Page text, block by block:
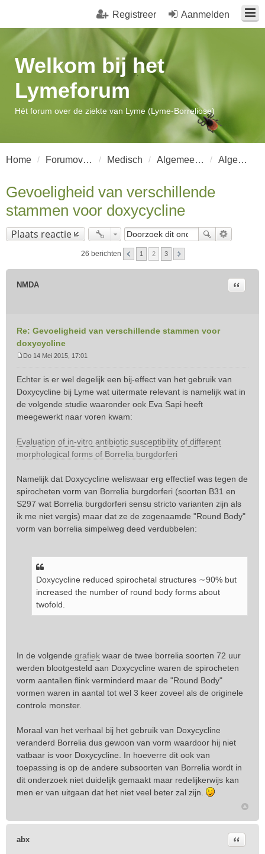
Aanmelden
Registreer
Welkom bij het
Lymeforum
Hét forum over de ziekte van Lyme (Lyme-Borreliose)
Home Forumoverzicht Medisch Algemeen Lyme-Borreliose Algemeen Lyme-borreliose
Gevoeligheid van verschillende
stammen voor doxycycline
Plaats reactie
26 berichten 1 2 3
NMDA
Re: Gevoeligheid van verschillende stammen voor
doxycycline
Citeer
r
i
c
h
Do 14 Mei 2015, 17:01
Echter is er wel degelijk een bij-effect van het gebruik van
Doxycycline bij Lyme wat uitermate relevant is namelijk wat in
de volgende studie waaronder ook Eva Sapi heeft
meegewerkt naar voren kwam:
Evaluation of in-vitro antibiotic susceptibility of different
morphological forms of Borrelia burgdorferi
Namelijk dat Doxycycline weliswaar erg effectief was tegen de
spirocheten vorm van Borrelia burgdorferi (soorten B31 en
S297 wat Borrelia burgdorferi sensu stricto varianten zijn als
ik me niet vergis) maar dat ze de zogenaamde "Round Body"
vorm van borrelia simpelweg deed verdubbelen:
Doxycycline reduced spirochetal structures ∼90% but
increased the number of round body forms about
twofold.
In de volgende grafiek waar de twee borrelia soorten 72 uur
werden blootgesteld aan Doxycycline waren de spirocheten
vorm aantallen flink verminderd maar de "Round Body"
vormen waren in aantal tot wel 3 keer zoveel als de originele
controle monster.
Moraal van het verhaal bij het gebruik van Doxycycline
veranderd Borrelia dus gewoon van vorm waardoor hij niet
vatbaar is voor Doxycycline. In hoeverre dit ook van
toepassing is op de andere subsoorten van Borrelia wordt in
dit onderzoek niet duidelijk gemaakt maar redelijkerwijs kan
men er van uitgaan dat het niet veel beter zal zijn.
abx Citeer